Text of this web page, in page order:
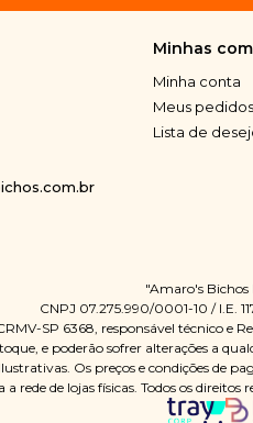
Minhas
Minha conta
Meus pedidos
Lista de
"Amaro's
CNPJ 07.275.990/0001-10 / I.E.
SP 6368, responsável técnico
e poderão sofrer alterações a
Os preços e condições de
a rede de lojas físicas. Todos os